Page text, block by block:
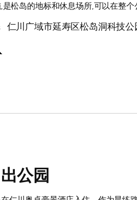
是松岛的地标和休息场所,可以在整个
仁川广域市延寿区松岛洞科技公
公园